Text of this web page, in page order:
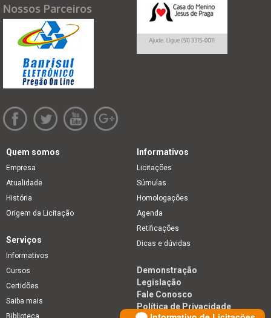
Nossos Parceiros
Quem somos
Empresa
Atualidade
História
Origem da Licitação
Informativos
Licitações
Súmulas
Homologações
Agenda
Retificações
Dicas e dúvidas
Serviços
Informativos
Cursos
Certidões
Saiba mais
Biblioteca
Demonstração
Legislação
Fale Conosco
Política de Privacidade